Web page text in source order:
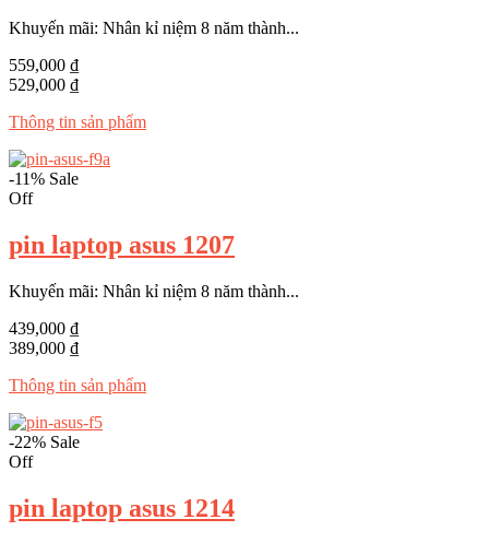
Khuyến mãi: Nhân kỉ niệm 8 năm thành...
559,000 ₫
529,000 ₫
Thông tin sản phẩm
-11% Sale
Off
pin laptop asus 1207
Khuyến mãi: Nhân kỉ niệm 8 năm thành...
439,000 ₫
389,000 ₫
Thông tin sản phẩm
-22% Sale
Off
pin laptop asus 1214